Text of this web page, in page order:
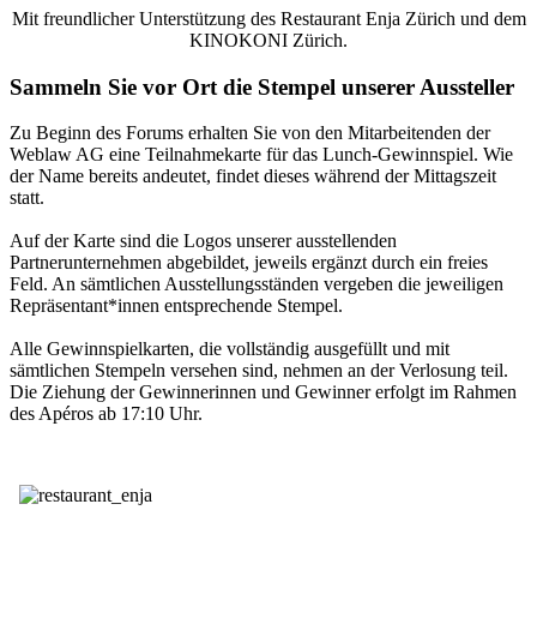
Mit freundlicher Unterstützung des Restaurant Enja Zürich und dem
KINOKONI Zürich.
Sammeln Sie vor Ort die Stempel unserer Aussteller
Zu Beginn des Forums erhalten Sie von den Mitarbeitenden der
Weblaw AG eine Teilnahmekarte für das Lunch-Gewinnspiel. Wie
der Name bereits andeutet, findet dieses während der Mittagszeit
statt.
Auf der Karte sind die Logos unserer ausstellenden
Partnerunternehmen abgebildet, jeweils ergänzt durch ein freies
Feld. An sämtlichen Ausstellungsständen vergeben die jeweiligen
Repräsentant*innen entsprechende Stempel.
Alle Gewinnspielkarten, die vollständig ausgefüllt und mit
sämtlichen Stempeln versehen sind, nehmen an der Verlosung teil.
Die Ziehung der Gewinnerinnen und Gewinner erfolgt im Rahmen
des Apéros ab 17:10 Uhr.